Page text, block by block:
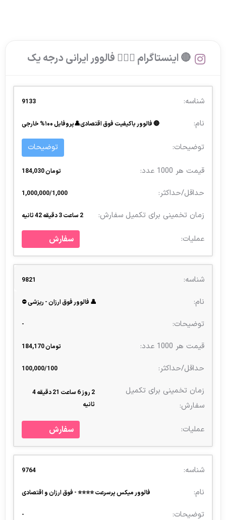
🔴 اینستاگرام 🙍🏻‍♂️ فالوور ایرانی درجه یک
9133
🔴 فالوور باکیفیت فوق‌ اقتصادی👤پروفایل ۱۰۰% خارجی
توضیحات
تومان 184,030
1,000,000/1,000
2 ساعت 3 دقیقه 42 ثانیه
سفارش
9821
👤 فالوور فوق ارزان - ریزشی ⛔
-
تومان 184,170
100,000/100
2 روز 6 ساعت 21 دقیقه 4
ثانیه
سفارش
9764
فالوور میکس پرسرعت ⭐️⭐️⭐️⭐️ - فوق ارزان و اقتصادی
-